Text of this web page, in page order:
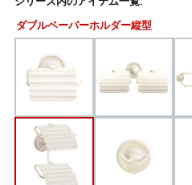
ダブルペーパーホルダー縦型